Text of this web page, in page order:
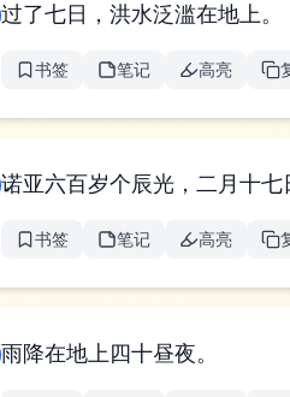
过了七日，洪水泛滥在地上。
书签 笔记 高亮
诺亚六百岁个辰光，二月十
书签 笔记 高亮
雨降在地上四十昼夜。